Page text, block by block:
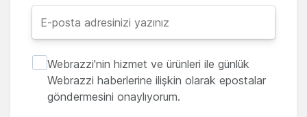
Webrazzi'nin hizmet ve ürünleri ile günlük
Webrazzi haberlerine ilişkin olarak epostalar
göndermesini onaylıyorum.